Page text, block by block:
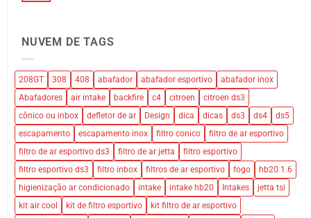
NUVEM DE TAGS
208GT 308 408 abafador abafador esportivo
abafador inox
Abafadores
air intake backfire c4 citroen
citroen ds3
cônico ou inbox
defletor de ar Design dica dicas ds3 ds4
ds5
escapamento
escapamento inox filtro conico
filtro de ar esportivo
filtro de ar esportivo ds3
filtro de ar jetta
filtro esportivo
filtro esportivo ds3
filtro inbox filtros de ar esportivo fogo
hb20 1.6
higienização ar condicionado
intake intake hb20 Intakes
jetta tsi
kit air cool
kit de filtro esportivo
kit filtro de ar esportivo